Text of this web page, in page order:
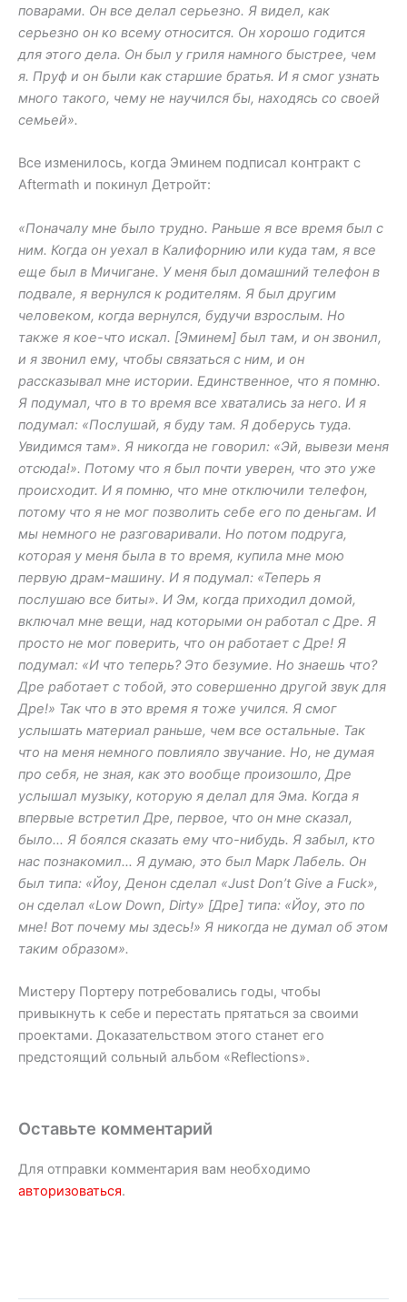
поварами. Он все делал серьезно. Я видел, как
серьезно он ко всему относится. Он хорошо годится
для этого дела. Он был у гриля намного быстрее, чем
я. Пруф и он были как старшие братья. И я смог узнать
много такого, чему не научился бы, находясь со своей
семьей».
Все изменилось, когда Эминем подписал контракт с
Aftermath и покинул Детройт:
«Поначалу мне было трудно. Раньше я все время был с
ним. Когда он уехал в Калифорнию или куда там, я все
еще был в Мичигане. У меня был домашний телефон в
подвале, я вернулся к родителям. Я был другим
человеком, когда вернулся, будучи взрослым. Но
также я кое-что искал. [Эминем] был там, и он звонил,
и я звонил ему, чтобы связаться с ним, и он
рассказывал мне истории. Единственное, что я помню.
Я подумал, что в то время все хватались за него. И я
подумал: «Послушай, я буду там. Я доберусь туда.
Увидимся там». Я никогда не говорил: «Эй, вывези меня
отсюда!». Потому что я был почти уверен, что это уже
происходит. И я помню, что мне отключили телефон,
потому что я не мог позволить себе его по деньгам. И
мы немного не разговаривали. Но потом подруга,
которая у меня была в то время, купила мне мою
первую драм-машину. И я подумал: «Теперь я
послушаю все биты». И Эм, когда приходил домой,
включал мне вещи, над которыми он работал с Дре. Я
просто не мог поверить, что он работает с Дре! Я
подумал: «И что теперь? Это безумие. Но знаешь что?
Дре работает с тобой, это совершенно другой звук для
Дре!» Так что в это время я тоже учился. Я смог
услышать материал раньше, чем все остальные. Так
что на меня немного повлияло звучание. Но, не думая
про себя, не зная, как это вообще произошло, Дре
услышал музыку, которую я делал для Эма. Когда я
впервые встретил Дре, первое, что он мне сказал,
было… Я боялся сказать ему что-нибудь. Я забыл, кто
нас познакомил… Я думаю, это был Марк Лабель. Он
был типа: «Йоу, Денон сделал «Just Don’t Give a Fuck»,
он сделал «Low Down, Dirty» [Дре] типа: «Йоу, это по
мне! Вот почему мы здесь!» Я никогда не думал об этом
таким образом».
Мистеру Портеру потребовались годы, чтобы
привыкнуть к себе и перестать прятаться за своими
проектами. Доказательством этого станет его
предстоящий сольный альбом «Reflections».
Оставьте комментарий
Для отправки комментария вам необходимо
авторизоваться.